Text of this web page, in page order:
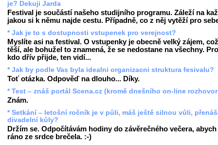
je? Dekuji Jarda
Festival je součástí našeho studijního programu. Záleží na
jakou si k němu najde cestu. Případně, co z něj vytěží pro
* Jak je to s dostupnosti vstupenek pro verejnost?
Myslíte asi na festival. O vstupenky je obecně velký zájem,
těší, ale bohužel to znamená, že se nedostane na všechny.
kdo dřív přijde, ten vidí...
* Jak by podle Vas byla idealni organizacni struktura fesivalu?
Toť otázka. Odpověď na dlouho... Díky.
* Test – znáš portál Scena.cz (kromě dnešního on-line
Znám.
* Setkání – letošní ročník je v půli, máš ještě silnou vůli,
divadelní kůly?
Držím se. Odpočítávám hodiny do závěrečného večera, abych
ráno ze srdce brečela. :-)